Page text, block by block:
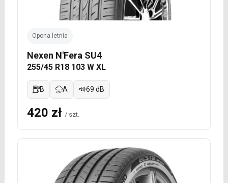
Opona letnia
Nexen N'Fera SU4
255/45 R18 103 W XL
B A 69 dB
420 zł / szt.